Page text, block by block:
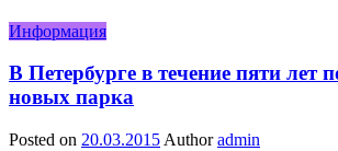
Информация
В Петербурге в течение пяти лет
новых парка
Posted on 20.03.2015 Author admin